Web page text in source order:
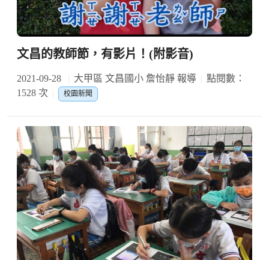
文昌的教師節，有影片！(附影音)
2021-09-28 大甲區 文昌國小 詹怡靜 報導
點閱數：
1528 次
校園新聞